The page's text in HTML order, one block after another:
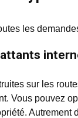
les
sur les
Vous pouvez
Autrement